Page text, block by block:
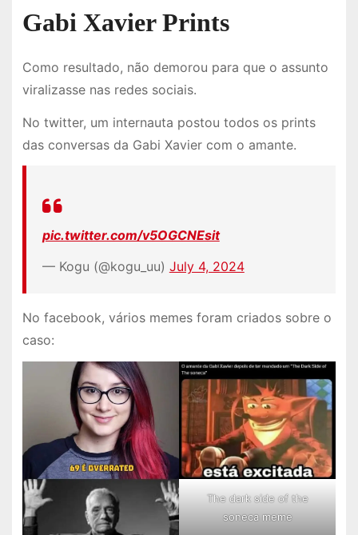
Gabi Xavier Prints
Como resultado, não demorou para que o assunto
viralizasse nas redes sociais.
No twitter, um internauta postou todos os prints
das conversas da Gabi Xavier com o amante.
pic.twitter.com/v5OGCNEsit
— Kogu (@kogu_uu) July 4, 2024
No facebook, vários memes foram criados sobre o
caso:
The dark side of the
soneca meme